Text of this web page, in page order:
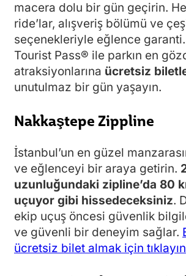
macera dolu bir gün geçirin.
ride’lar, alışveriş bölümü ve
seçenekleriyle eğlence
Tourist Pass® ile parkın en
atraksiyonlarına ücretsiz
unutulmaz bir gün yaşayın.
Nakkaştepe Zippline
İstanbul’un en güzel
ve eğlenceyi bir araya getirin.
uzunluğundaki zipline’da 80
uçuyor gibi hissedeceksiniz.
ekip uçuş öncesi güvenlik
ve güvenli bir deneyim sağlar.
ücretsiz bilet almak için tıklayın